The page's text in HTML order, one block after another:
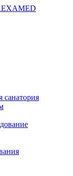
санатория